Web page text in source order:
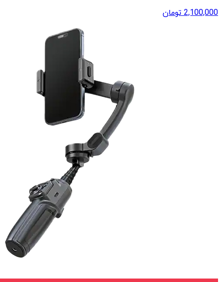
2,100,000 تومان